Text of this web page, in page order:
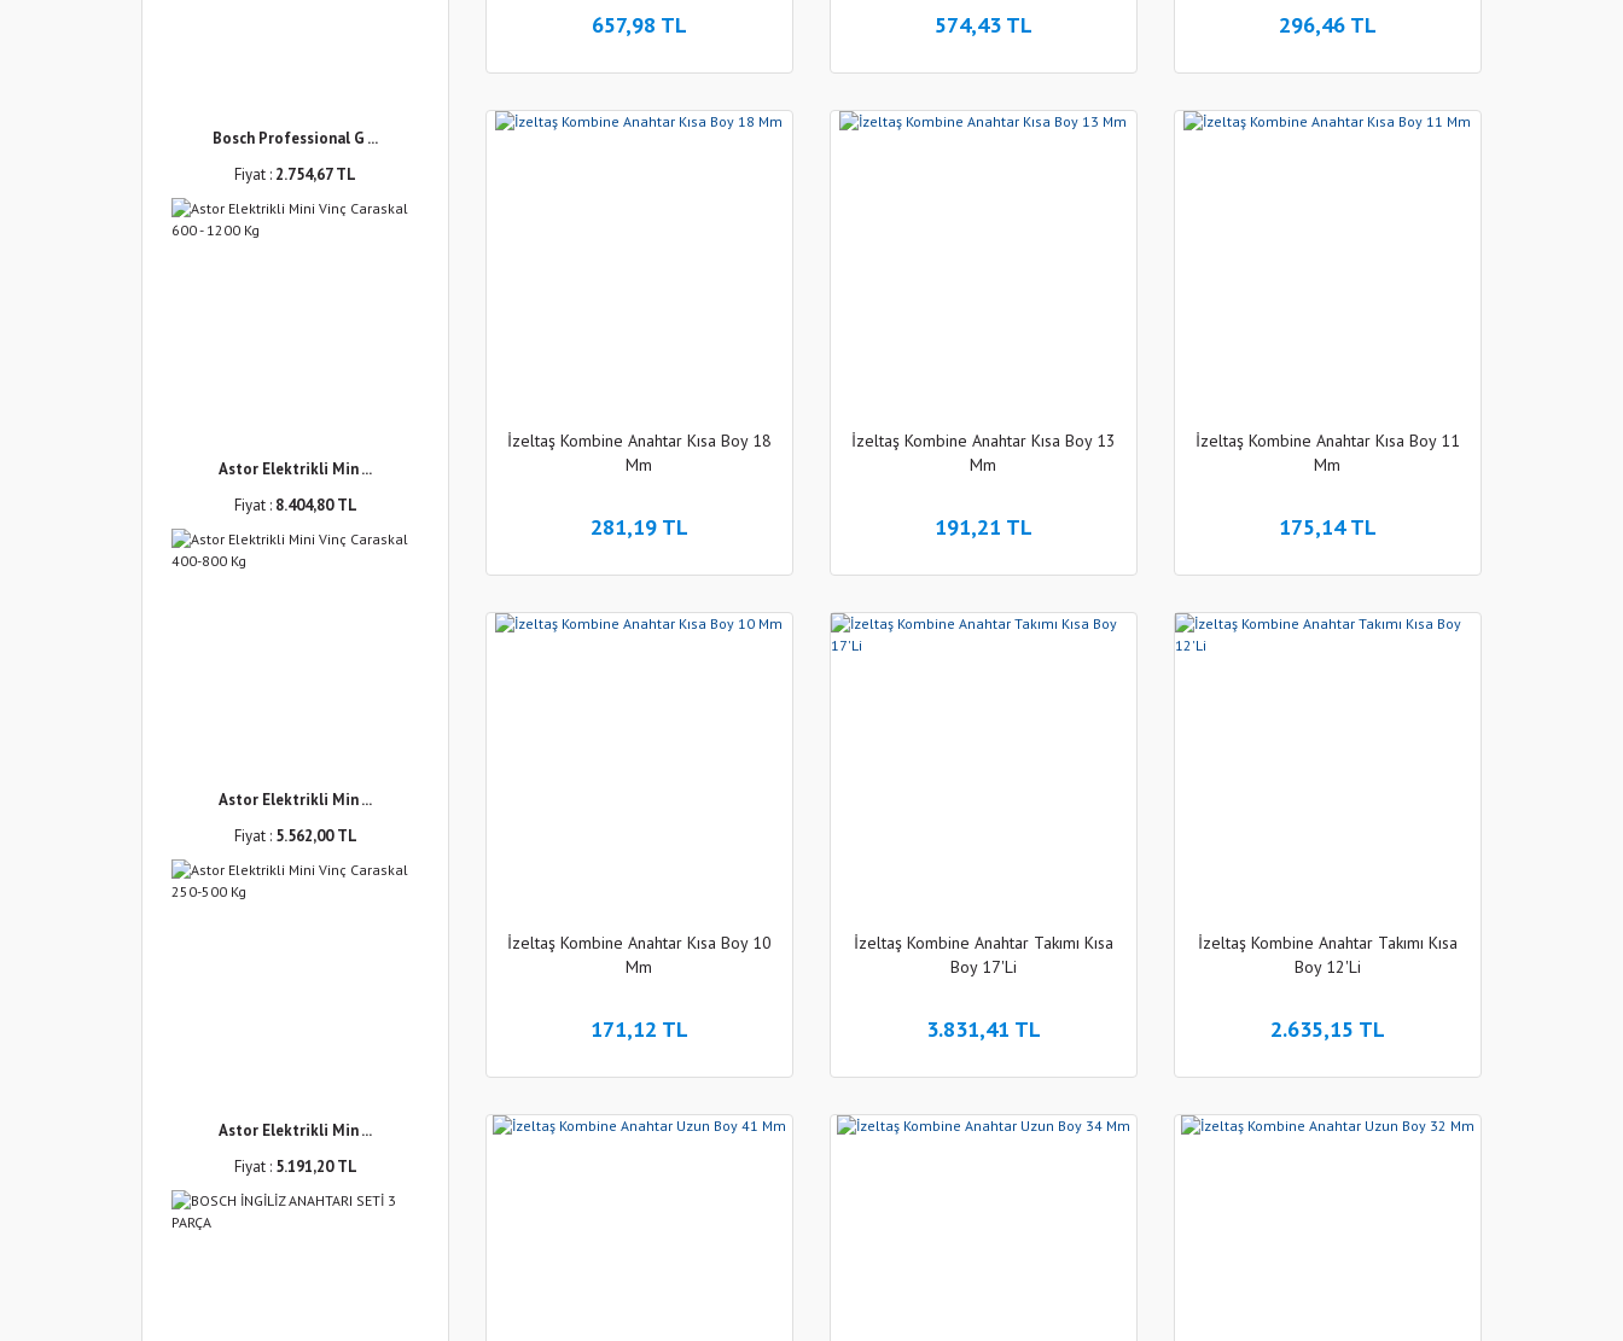
Bosch Professional G ...
Fiyat : 2.754,67 TL
Astor Elektrikli Min ...
Fiyat : 8.404,80 TL
Astor Elektrikli Min ...
Fiyat : 5.562,00 TL
Astor Elektrikli Min ...
Fiyat : 5.191,20 TL
657,98 TL 574,43 TL 296,46 TL
İzeltaş Kombine Anahtar Kısa Boy 18
Mm
281,19 TL
İzeltaş Kombine Anahtar Kısa Boy 13
Mm
191,21 TL
İzeltaş Kombine Anahtar Kısa Boy 11
Mm
175,14 TL
İzeltaş Kombine Anahtar Kısa Boy 10
Mm
171,12 TL
İzeltaş Kombine Anahtar Takımı Kısa
Boy 17'Li
3.831,41 TL
İzeltaş Kombine Anahtar Takımı Kısa
Boy 12'Li
2.635,15 TL